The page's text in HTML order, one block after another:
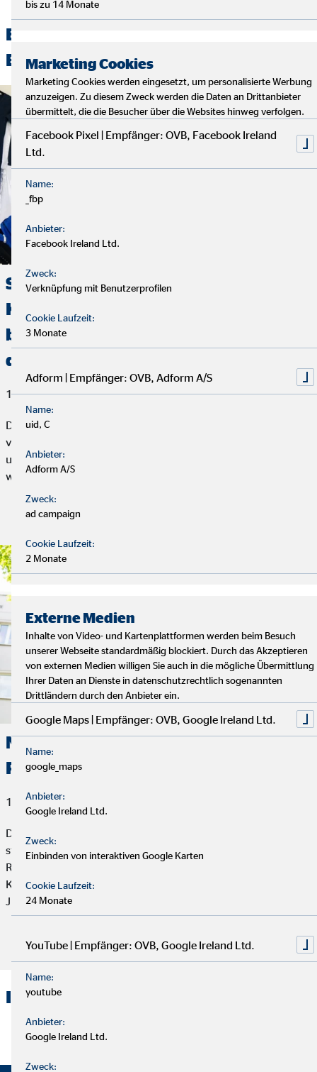
Entdecken Sie unsere spannenden
Beiträge
Spendenaktion für den
Kinderschutzbund Höxter, um
bedürftige Familien aus Höxter und
der Ukraine zu unterstützen
13. Juni 2022
Der »Kinderschutzbund Ortverband Höxter« sammelt und
verteilt seit Jahren gebrauchte und gut erhaltene Schulranzen,
um diese Kindern aus bedürftigen Familien, die eingeschult
werden, zur Verfügung zu stellen.
Neue SOS-Kinderdorffamilie für
Prignitz
15. Dezember 2020
Der brandenburgische Landkreis Prignitz gehört zu den
strukturschwächsten Regionen Deutschlands. Es gibt eine
Reihe von Problemen, unter anderem ein hohes Maß an
Kinderarmut und eine im Deutschland-Vergleich höhere
Jugendarbeitslosigkeit.
Artikel lesen
Interessante Links:
Finanzberatung Bönnighausen
bis zu 14 Monate
Marketing Cookies
Marketing Cookies werden eingesetzt, um personalisierte Werbung
anzuzeigen. Zu diesem Zweck werden die Daten an Drittanbieter
übermittelt, die die Besucher über die Websites hinweg verfolgen.
Facebook Pixel | Empfänger: OVB, Facebook Ireland
Ltd.
Name:
_fbp
Anbieter:
Facebook Ireland Ltd.
Zweck:
Verknüpfung mit Benutzerprofilen
Cookie Laufzeit:
3 Monate
Adform | Empfänger: OVB, Adform A/S
Name:
uid, C
Anbieter:
Adform A/S
Zweck:
ad campaign
Cookie Laufzeit:
2 Monate
Externe Medien
Inhalte von Video- und Kartenplattformen werden beim Besuch
unserer Webseite standardmäßig blockiert. Durch das Akzeptieren
von externen Medien willigen Sie auch in die mögliche Übermittlung
Ihrer Daten an Dienste in datenschutzrechtlich sogenannten
Drittländern durch den Anbieter ein.
Google Maps | Empfänger: OVB, Google Ireland Ltd.
Name:
google_maps
Anbieter:
Google Ireland Ltd.
Zweck:
Einbinden von interaktiven Google Karten
Cookie Laufzeit:
24 Monate
YouTube | Empfänger: OVB, Google Ireland Ltd.
Name:
youtube
Anbieter:
Google Ireland Ltd.
Zweck: